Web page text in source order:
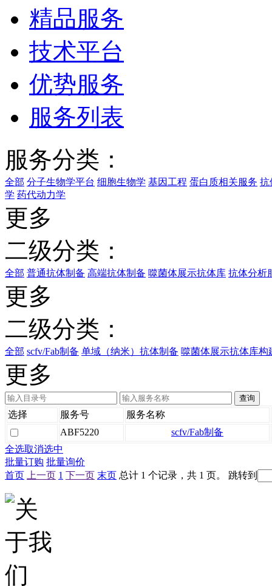
精品服务
技术平台
优势服务
服务列表
服务分类：
全部 分子生物学平台 细胞生物学 基因工程 蛋白质相关服务 抗
学 药代动力学
更多
二级分类：
全部 普通抗体制备 高端抗体制备 噬菌体展示抗体库 抗体分析
更多
二级分类：
全部 scfv/Fab制备 单域（纳米）抗体制备 噬菌体展示抗体库构
更多
选择 服务号
服务名称
ABF5220
scfv/Fab制备
全选取消选中
批量订购 批量询价
首页 上一页 1 下一页 末页 总计 1 个记录，共 1 页。 跳转到